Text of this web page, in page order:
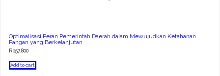
Optimalisasi Peran Pemerintah Daerah dalam Mewujudkan Ketahanan
Pangan yang Berkelanjutan
Rp57.800
Add to cart